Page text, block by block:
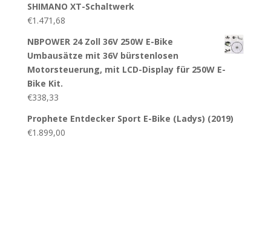
SHIMANO XT-Schaltwerk
€1.471,68
NBPOWER 24 Zoll 36V 250W E-Bike
Umbausätze mit 36V bürstenlosen
Motorsteuerung, mit LCD-Display für 250W E-
Bike Kit.
€338,33
Prophete Entdecker Sport E-Bike (Ladys) (2019)
€1.899,00